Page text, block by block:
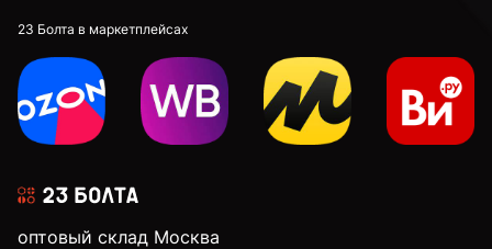
23 Болта в маркетплейсах
оптовый склад Москва